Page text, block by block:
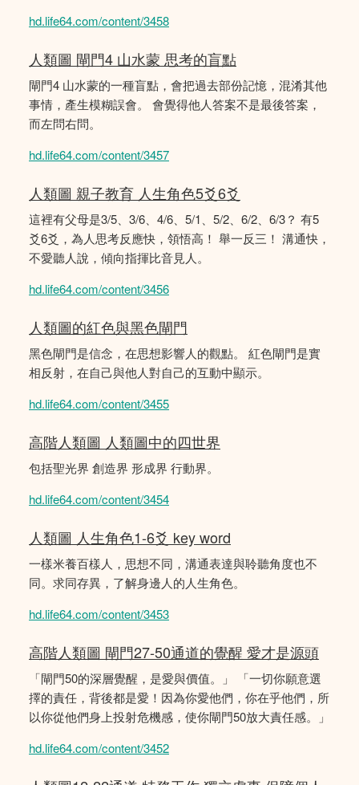
hd.life64.com/content/3458
人類圖 閘門4 山水蒙 思考的盲點
閘門4 山水蒙的一種盲點，會把過去部份記憶，混淆其他
事情，產生模糊誤會。 會覺得他人答案不是最後答案，
而左問右問。
hd.life64.com/content/3457
人類圖 親子教育 人生角色5爻6爻
這裡有父母是3/5、3/6、4/6、5/1、5/2、6/2、6/3？ 有5
爻6爻，為人思考反應快，領悟高！ 舉一反三！ 溝通快，
不愛聽人說，傾向指揮比音見人。
hd.life64.com/content/3456
人類圖的紅色與黑色閘門
黑色閘門是信念，在思想影響人的觀點。 紅色閘門是實
相反射，在自己與他人對自己的互動中顯示。
hd.life64.com/content/3455
高階人類圖 人類圖中的四世界
包括聖光界 創造界 形成界 行動界。
hd.life64.com/content/3454
人類圖 人生角色1-6爻 key word
一樣米養百樣人，思想不同，溝通表達與聆聽角度也不
同。求同存異，了解身邊人的人生角色。
hd.life64.com/content/3453
高階人類圖 閘門27-50通道的覺醒 愛才是源頭
「閘門50的深層覺醒，是愛與價值。」 「一切你願意選
擇的責任，背後都是愛！因為你愛他們，你在乎他們，所
以你從他們身上投射危機感，使你閘門50放大責任感。」
hd.life64.com/content/3452